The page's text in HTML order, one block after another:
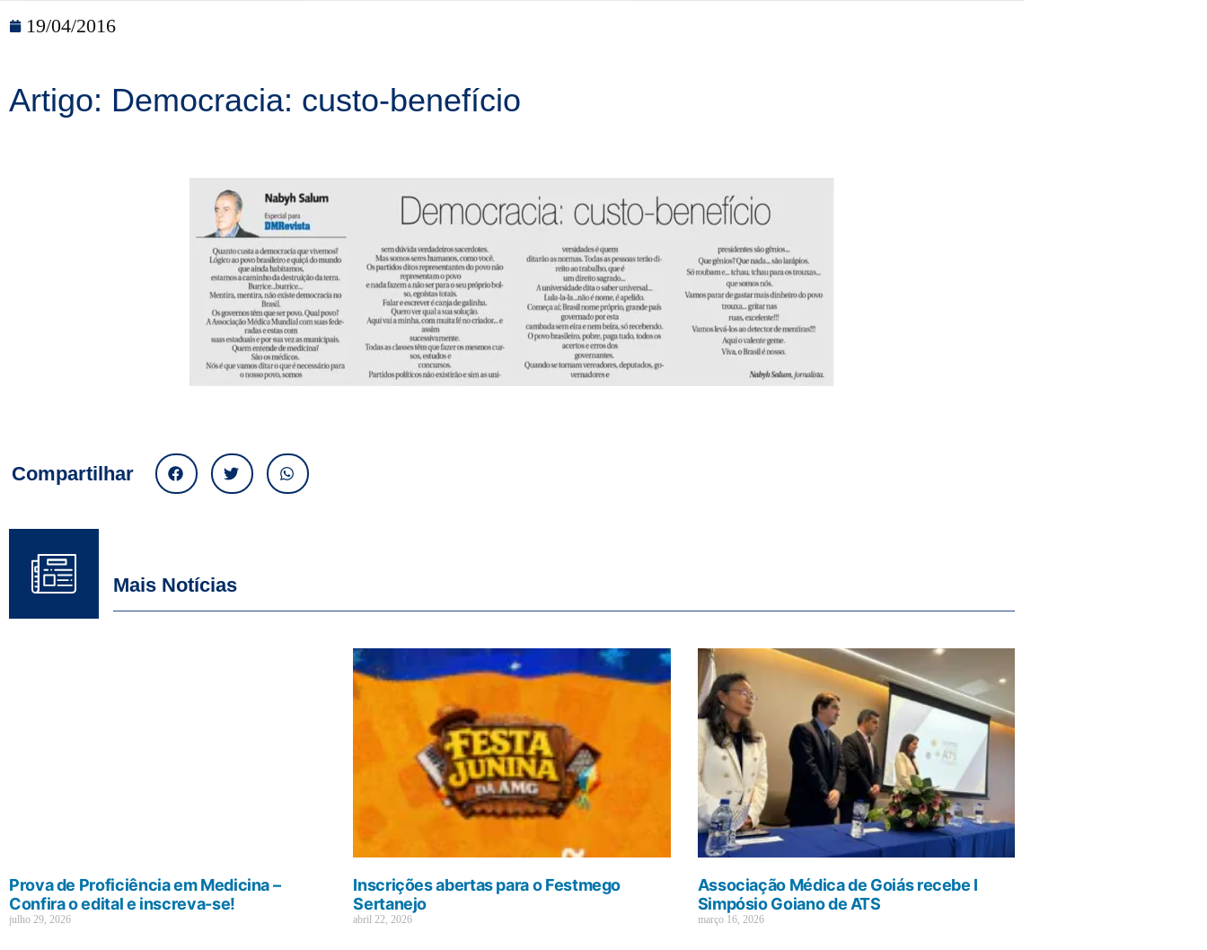
19/04/2016
Artigo: Democracia: custo-benefício
Compartilhar
Mais Notícias
Prova de Proficiência em Medicina –
Confira o edital e inscreva-se!
julho 29, 2026
Inscrições abertas para o Festmego
Sertanejo
abril 22, 2026
Associação Médica de Goiás recebe I
Simpósio Goiano de ATS
março 16, 2026